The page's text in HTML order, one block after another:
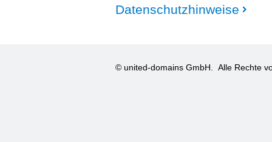
Datenschutzhinweise
© united-domains GmbH. Alle Rechte